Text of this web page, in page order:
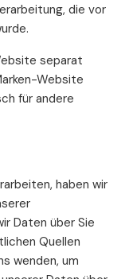
die vor
separat
Website
für andere
haben wir
Daten über Sie
Quellen
wenden, um